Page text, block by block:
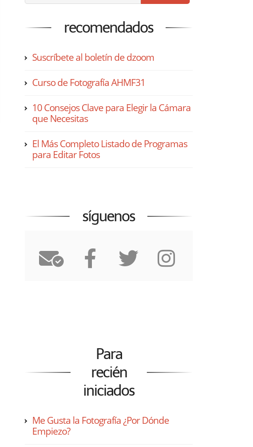
recomendados
Suscríbete al boletín de dzoom
Curso de Fotografía AHMF31
10 Consejos Clave para Elegir la Cámara
que Necesitas
El Más Completo Listado de Programas
para Editar Fotos
síguenos
Para
recién
iniciados
Me Gusta la Fotografía ¿Por Dónde
Empiezo?